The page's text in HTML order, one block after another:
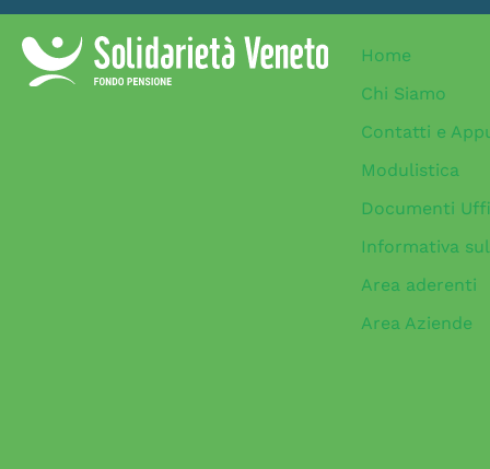
Home
Chi Siamo
Contatti e
Modulistica
Documenti
Informativa
Area aderenti
Area Aziende